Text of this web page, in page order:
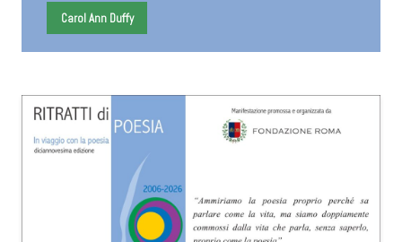
Carol Ann Duffy